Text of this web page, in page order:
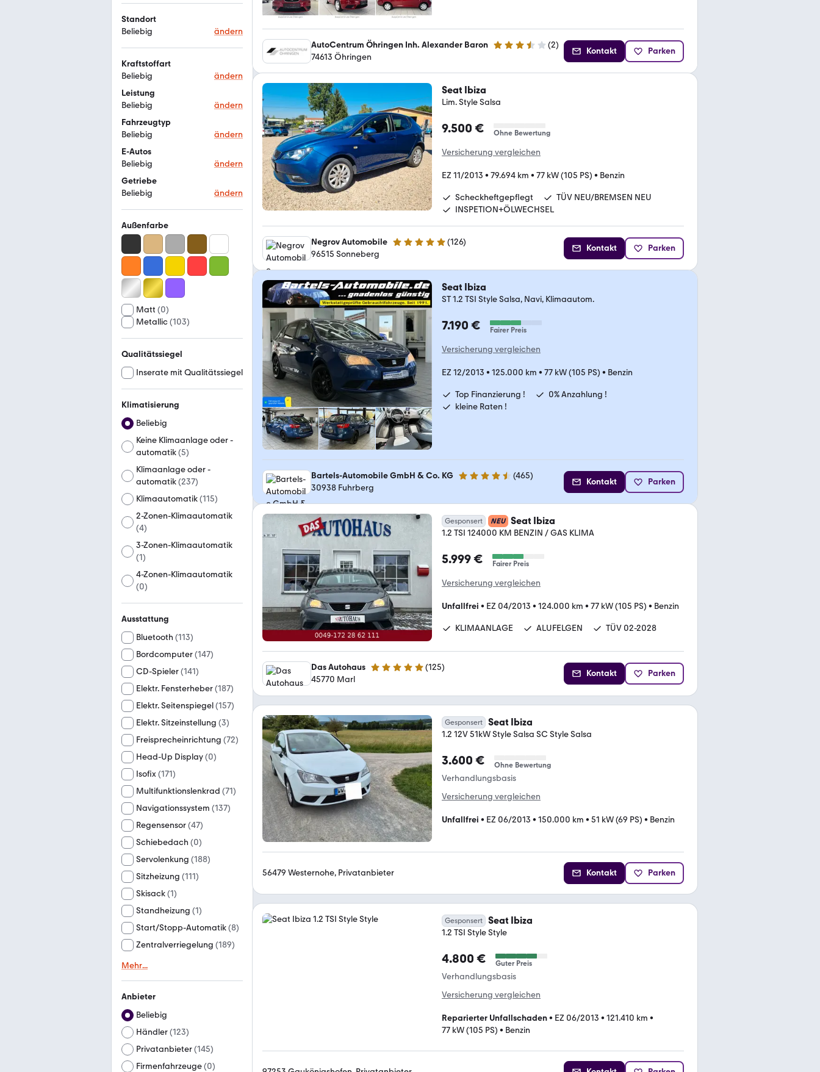
Standort
Beliebig
ändern
Kraftstoffart
Beliebig
ändern
Leistung
Beliebig
ändern
Fahrzeugtyp
Beliebig
ändern
E-Autos
Beliebig
ändern
Getriebe
Beliebig
ändern
Außenfarbe
Matt (0)
Metallic(103)
Qualitätssiegel
Inserate mit Qualitätssiegel
Klimatisierung
Beliebig
Keine Klimaanlage oder -
automatik(5)
Klimaanlage oder -
automatik(237)
Klimaautomatik(115)
2-Zonen-Klimaautomatik
(4)
3-Zonen-Klimaautomatik
(1)
4-Zonen-Klimaautomatik
(0)
Ausstattung
Bluetooth (113)
Bordcomputer(147)
CD-Spieler(141)
Elektr. Fensterheber(187)
Elektr. Seitenspiegel(157)
Elektr. Sitzeinstellung (3)
Freisprecheinrichtung (72)
Head-Up Display(0)
Isofix(171)
Multifunktionslenkrad (71)
Navigationssystem (137)
Regensensor(47)
Schiebedach (0)
Servolenkung (188)
Sitzheizung (111)
Skisack(1)
Standheizung (1)
Start/Stopp-Automatik(8)
Zentralverriegelung (189)
Mehr...
Anbieter
Beliebig
Händler(123)
Privatanbieter(145)
Firmenfahrzeuge(0)
AutoCentrum Öhringen Inh. Alexander Baron 3.5 Sterne (2)
74613 Öhringen
Kontakt Parken
Seat Ibiza
Lim. Style Salsa
9.500 € Ohne Bewertung
Versicherung vergleichen
EZ 11/2013 • 79.694 km • 77 kW (105 PS) • Benzin
Scheckheftgepflegt
TÜV NEU/BREMSEN NEU
INSPETION+ÖLWECHSEL
Negrov Automobile 4.8 Sterne (126)
96515 Sonneberg
Kontakt Parken
Seat Ibiza
ST 1.2 TSI Style Salsa, Navi, Klimaautom.
7.190 € Fairer Preis
Versicherung vergleichen
EZ 12/2013 • 125.000 km • 77 kW (105 PS) • Benzin
Top Finanzierung !
0% Anzahlung !
kleine Raten !
Bartels-Automobile GmbH & Co. KG 4.6 Sterne (465)
30938 Fuhrberg
Kontakt Parken
Gesponsert NEU Seat Ibiza
1.2 TSI 124000 KM BENZIN / GAS KLIMA
5.999 € Fairer Preis
Versicherung vergleichen
Unfallfrei • EZ 04/2013 • 124.000 km • 77 kW (105 PS) • Benzin
KLIMAANLAGE ALUFELGEN TÜV 02-2028
Das Autohaus 4.9 Sterne (125)
45770 Marl
Kontakt Parken
Gesponsert Seat Ibiza
1.2 12V 51kW Style Salsa SC Style Salsa
3.600 € Ohne Bewertung
Verhandlungsbasis
Versicherung vergleichen
Unfallfrei • EZ 06/2013 • 150.000 km • 51 kW (69 PS) • Benzin
56479 Westernohe, Privatanbieter Kontakt Parken
Gesponsert Seat Ibiza
1.2 TSI Style Style
4.800 € Guter Preis
Verhandlungsbasis
Versicherung vergleichen
Reparierter Unfallschaden• EZ 06/2013 • 121.410 km •
77 kW (105 PS) • Benzin